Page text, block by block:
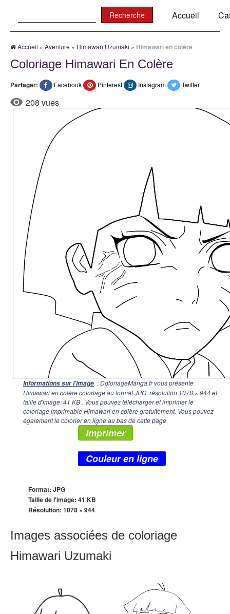
Accueil
Accueil » Aventure » Himawari Uzumaki » Himawari en colère
Coloriage Himawari En Colère
Partager: Facebook Pinterest Instagram Twitter
208 vues
Informations sur l'image : ColoriageManga.fr vous présente
Himawari en colère coloriage au format JPG, résolution 1078 × 944et
taille d'image: 41 KB . Vous pouvez télécharger et imprimer le
coloriage imprimable Himawari en colère gratuitement. Vous pouvez
également le colorier en ligne au bas de cette page.
Imprimer
Couleur en ligne
Format: JPG
Taille de l'image: 41 KB
Résolution: 1078 × 944
Images associées de coloriage
Himawari Uzumaki